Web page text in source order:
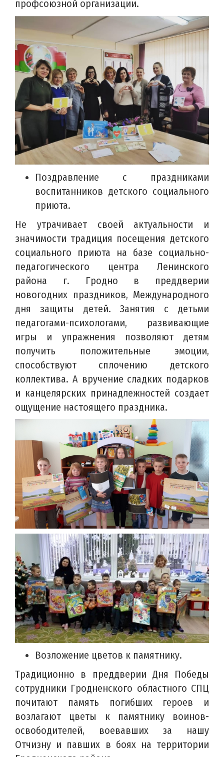
профсоюзной организации.
Поздравление с праздниками
воспитанников детского социального
приюта.
Не утрачивает своей актуальности и
значимости традиция посещения детского
социального приюта на базе социально-
педагогического центра Ленинского
района г. Гродно в преддверии
новогодних праздников, Международного
дня защиты детей. Занятия с детьми
педагогами-психологами, развивающие
игры и упражнения позволяют детям
получить положительные эмоции,
способствуют сплочению детского
коллектива. А вручение сладких подарков
и канцелярских принадлежностей создает
ощущение настоящего праздника.
Возложение цветов к памятнику.
Традиционно в преддверии Дня Победы
сотрудники Гродненского областного СПЦ
почитают память погибших героев и
возлагают цветы к памятнику воинов-
освободителей, воевавших за нашу
Отчизну и павших в боях на территории